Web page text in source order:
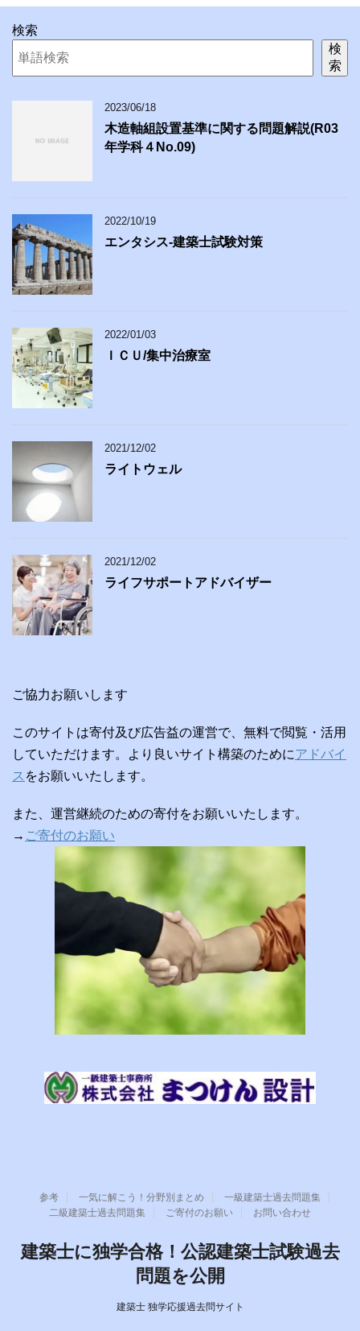
検索
検
索
2023/06/18
木造軸組設置基準に関する問題解説(R03
年学科４No.09)
2022/10/19
エンタシス-建築士試験対策
2022/01/03
ＩＣＵ/集中治療室
2021/12/02
ライトウェル
2021/12/02
ライフサポートアドバイザー
ご協力お願いします
このサイトは寄付及び広告益の運営で、無料で閲覧・活用
していただけます。より良いサイト構築のためにアドバイ
ス をお願いいたします。
また、運営継続のための寄付をお願いいたします。
→ ご寄付のお願い
参考 一気に解こう！分野別まとめ
一級建築士過去問題集
二級建築士過去問題集
ご寄付のお願い お問い合わせ
建築士に独学合格！公認建築士試験過去
問題を公開
建築士 独学応援過去問サイト